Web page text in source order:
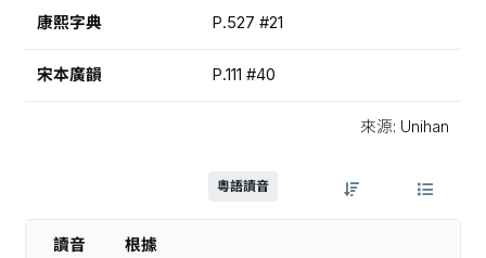
康熙字典 P.527 #21
宋本廣韻 P.111 #40
來源: Unihan
粵語讀音
讀音 根據